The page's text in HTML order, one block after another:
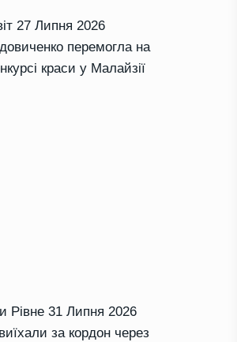
27 Липня 2026
перемогла на
краси у Малайзії
Рівне 31 Липня 2026
за кордон через